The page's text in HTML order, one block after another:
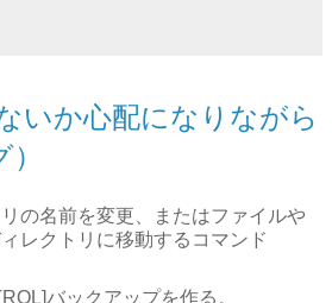
いか心配になりながら
の名前を変更、またはファイルや
レクトリに移動するコマンド
バックアップを作る。